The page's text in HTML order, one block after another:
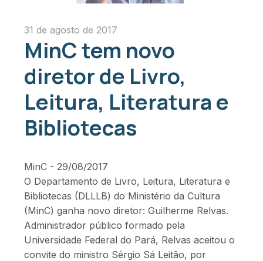
31 de agosto de 2017
MinC tem novo
diretor de Livro,
Leitura, Literatura e
Bibliotecas
MinC - 29/08/2017
O Departamento de Livro, Leitura, Literatura e
Bibliotecas (DLLLB) do Ministério da Cultura
(MinC) ganha novo diretor: Guilherme Relvas.
Administrador público formado pela
Universidade Federal do Pará, Relvas aceitou o
convite do ministro Sérgio Sá Leitão, por